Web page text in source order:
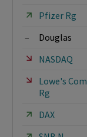
Pfizer Rg
–
Douglas
NASDAQ
Lowe's Com
Rg
DAX